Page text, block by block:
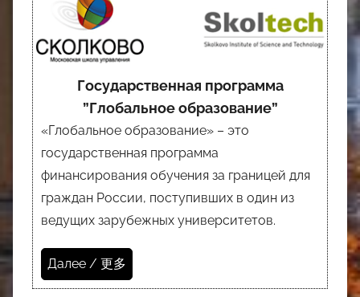
Государственная программа
”Глобальное образование”
«Глобальное образование» – это
государственная программа
финансирования обучения за границей для
граждан России, поступивших в один из
ведущих зарубежных университетов.
Далее / 更多